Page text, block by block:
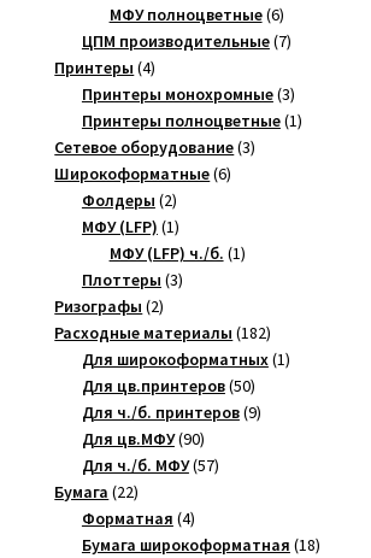
товаров
МФУ полноцветные 66
товаров
ЦПМ производительные 77
Принтеры 44
товара
Принтеры монохромные 33
товара
Принтеры полноцветные 11
Сетевое оборудование 33
Широкоформатные 66
Фолдеры 22
товара
МФУ (LFP) 11
товар
МФУ (LFP) ч./б. 11
Плоттеры 33
Ризографы 22
товара
Расходные материалы 182182
товара
Для широкоформатных 11
Для цв.принтеров 5050
товаров
Для ч./б. принтеров 99
Для цв.МФУ 9090
товаров
Для ч./б. МФУ 5757
Бумага 2222
товара
Форматная 44
товара
Бумага широкоформатная 1818